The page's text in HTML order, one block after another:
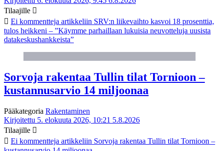
Tilaajille
Ei kommentteja artikkeliin SRV:n liikevaihto kasvoi 18 prosenttia,
tulos heikkeni – ”Käymme parhaillaan lukuisia neuvotteluja uusista
datakeskushankkeista”
Sorvoja rakentaa Tullin tilat Tornioon –
kustannusarvio 14 miljoonaa
Pääkategoria Rakentaminen
Kirjoitettu 5. elokuuta 2026, 10:21 5.8.2026
Tilaajille
Ei kommentteja artikkeliin Sorvoja rakentaa Tullin tilat Tornioon –